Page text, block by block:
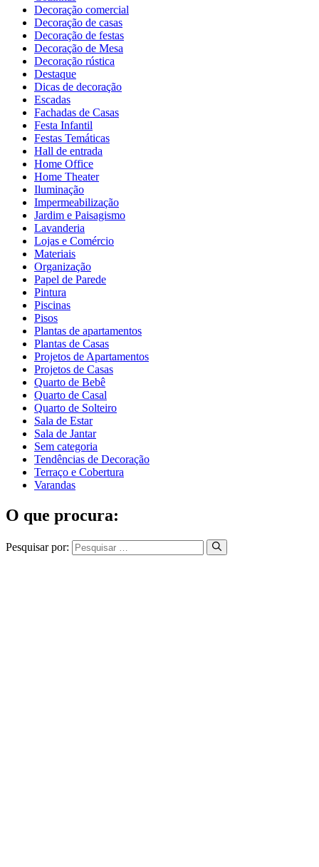
Decoração comercial
Decoração de casas
Decoração de festas
Decoração de Mesa
Decoração rústica
Destaque
Dicas de decoração
Escadas
Fachadas de Casas
Festa Infantil
Festas Temáticas
Hall de entrada
Home Office
Home Theater
Iluminação
Impermeabilização
Jardim e Paisagismo
Lavanderia
Lojas e Comércio
Materiais
Organização
Papel de Parede
Pintura
Piscinas
Pisos
Plantas de apartamentos
Plantas de Casas
Projetos de Apartamentos
Projetos de Casas
Quarto de Bebê
Quarto de Casal
Quarto de Solteiro
Sala de Estar
Sala de Jantar
Sem categoria
Tendências de Decoração
Terraço e Cobertura
Varandas
O que procura:
Pesquisar por: